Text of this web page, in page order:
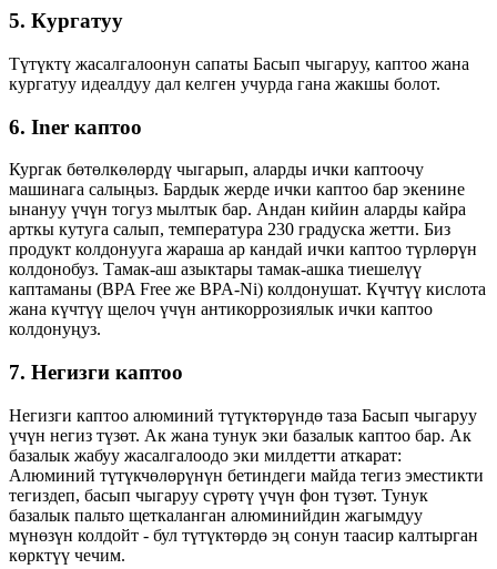
5. Кургатуу
Түтүктү жасалгалоонун сапаты Басып чыгаруу, каптоо жана
кургатуу идеалдуу дал келген учурда гана жакшы болот.
6. Iner каптоо
Кургак бөтөлкөлөрдү чыгарып, аларды ички каптоочу
машинага салыңыз. Бардык жерде ички каптоо бар экенине
ынануу үчүн тогуз мылтык бар. Андан кийин аларды кайра
арткы кутуга салып, температура 230 градуска жетти. Биз
продукт колдонууга жараша ар кандай ички каптоо түрлөрүн
колдонобуз. Тамак-аш азыктары тамак-ашка тиешелүү
каптаманы (BPA Free же BPA-Ni) колдонушат. Күчтүү кислота
жана күчтүү щелоч үчүн антикоррозиялык ички каптоо
колдонуңуз.
7. Негизги каптоо
Негизги каптоо алюминий түтүктөрүндө таза Басып чыгаруу
үчүн негиз түзөт. Ак жана тунук эки базалык каптоо бар. Ак
базалык жабуу жасалгалоодо эки милдетти аткарат:
Алюминий түтүкчөлөрүнүн бетиндеги майда тегиз эместикти
тегиздеп, басып чыгаруу сүрөтү үчүн фон түзөт. Тунук
базалык пальто щеткаланган алюминийдин жагымдуу
мүнөзүн колдойт - бул түтүктөрдө эң сонун таасир калтырган
көрктүү чечим.